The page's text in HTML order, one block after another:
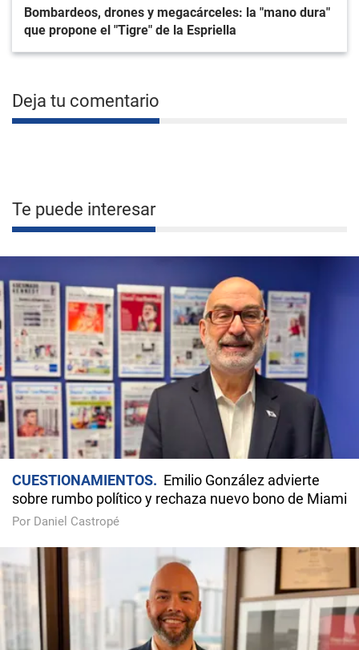
Bombardeos, drones y megacárceles: la "mano dura"
que propone el "Tigre" de la Espriella
Deja tu comentario
Te puede interesar
CUESTIONAMIENTOS
Emilio González advierte
sobre rumbo político y rechaza nuevo bono de Miami
Por Daniel Castropé